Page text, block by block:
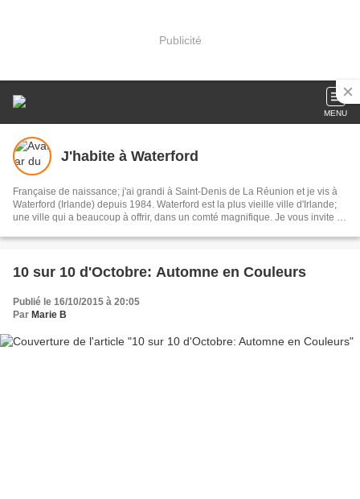
Publicité
MENU
J'habite à Waterford
Française de naissance; j'ai grandi à Saint-Denis de La Réunion et je vis à
Waterford (Irlande) depuis 1984. Waterford est la plus vieille ville d'Irlande;
une ville qui a beaucoup à offrir, dans un comté magnifique. Je vous invite à
10 sur 10 d'Octobre: Automne en Couleurs
Publié le 16/10/2015 à 20:05
Par Marie B